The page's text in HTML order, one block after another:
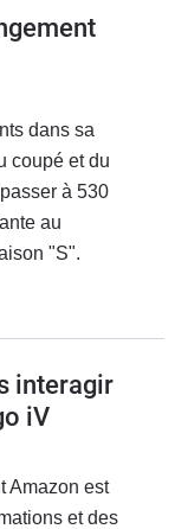
dans sa
coupé et du
à 530
au
"S".
interagir
iV
Amazon est
et des